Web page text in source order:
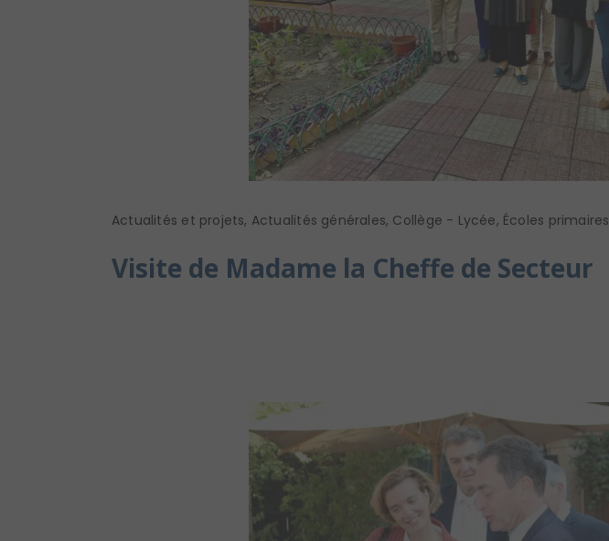
Actualités et projets, Actualités générales, Collège - Lycée, Écoles primaires
Visite de Madame la Cheffe de Secteur